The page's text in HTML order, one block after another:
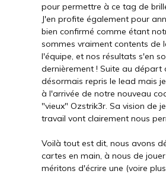
pour permettre à ce tag de
J'en profite également pour
bien confirmé comme étant
sommes vraiment contents de
l'équipe, et nos résultats s'en
dernièrement ! Suite au départ
désormais repris le lead mais
à l'arrivée de notre nouveau
"vieux" Ozstrik3r. Sa vision de
travail vont clairement nous
Voilà tout est dit, nous avons
cartes en main, à nous de
méritons d'écrire une (voire